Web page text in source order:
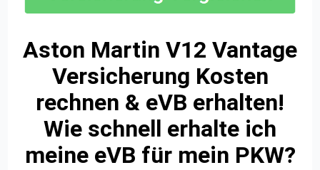
Aston Martin V12 Vantage
Versicherung Kosten
rechnen & eVB erhalten!
Wie schnell erhalte ich
meine eVB für mein PKW?